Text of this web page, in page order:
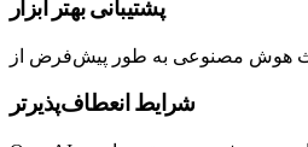
پشتیبانی بهتر ابزار
شرایط انعطاف‌پذیرتر